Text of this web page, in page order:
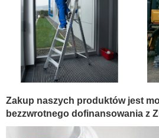
Zakup naszych produktów jest
bezzwrotnego dofinansowania z